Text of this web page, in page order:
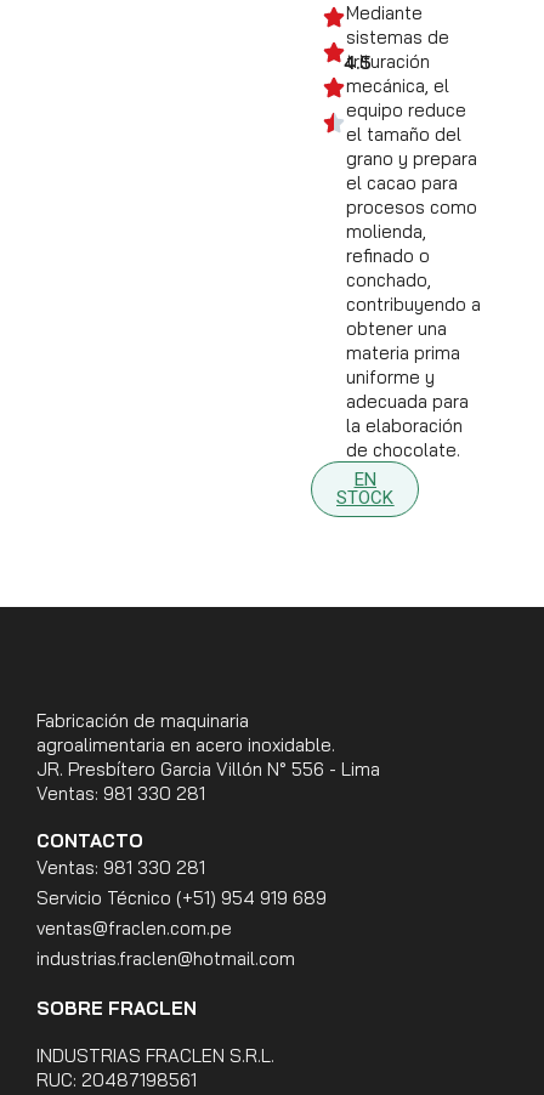
EN
STOCK
4.5
Mediante
sistemas de
trituración
mecánica, el
equipo reduce
el tamaño del
grano y prepara
el cacao para
procesos como
molienda,
refinado o
conchado,
contribuyendo a
obtener una
materia prima
uniforme y
adecuada para
la elaboración
de chocolate.
Fabricación de maquinaria
agroalimentaria en acero inoxidable.
JR. Presbítero Garcia Villón N° 556 - Lima
Ventas: 981 330 281
CONTACTO
Ventas: 981 330 281
Servicio Técnico (+51) 954 919 689
ventas@fraclen.com.pe
industrias.fraclen@hotmail.com
SOBRE FRACLEN
INDUSTRIAS FRACLEN S.R.L.
RUC: 20487198561